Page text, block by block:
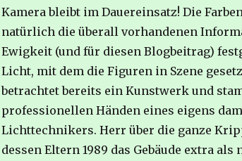
Kamera bleibt im Dauereinsatz! Die
natürlich die überall vorhandenen
Ewigkeit (und für diesen Blogbeitrag)
Licht, mit dem die Figuren in Szene
betrachtet bereits ein Kunstwerk und
professionellen Händen eines eigens
Lichttechnikers. Herr über die ganze
dessen Eltern 1989 das Gebäude extra als